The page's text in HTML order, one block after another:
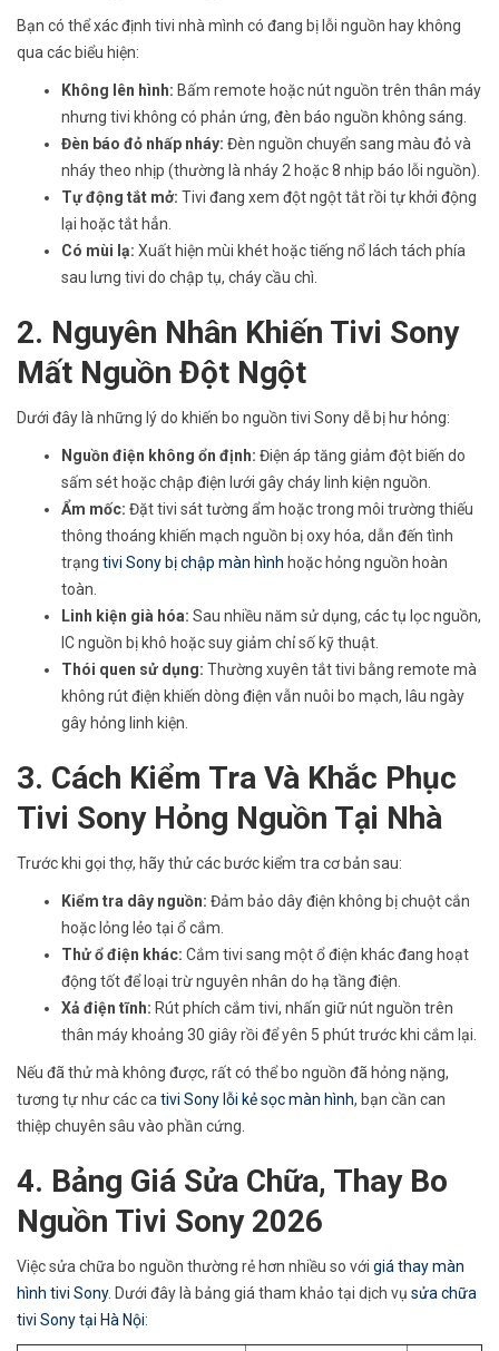
Bạn có thể xác định tivi nhà mình có đang bị lỗi nguồn hay không
qua các biểu hiện:
Không lên hình: Bấm remote hoặc nút nguồn trên thân máy
nhưng tivi không có phản ứng, đèn báo nguồn không sáng.
Đèn báo đỏ nhấp nháy: Đèn nguồn chuyển sang màu đỏ và
nháy theo nhịp (thường là nháy 2 hoặc 8 nhịp báo lỗi nguồn).
Tự động tắt mở: Tivi đang xem đột ngột tắt rồi tự khởi động
lại hoặc tắt hẳn.
Có mùi lạ: Xuất hiện mùi khét hoặc tiếng nổ lách tách phía
sau lưng tivi do chập tụ, cháy cầu chì.
2. Nguyên Nhân Khiến Tivi Sony
Mất Nguồn Đột Ngột
Dưới đây là những lý do khiến bo nguồn tivi Sony dễ bị hư hỏng:
Nguồn điện không ổn định: Điện áp tăng giảm đột biến do
sấm sét hoặc chập điện lưới gây cháy linh kiện nguồn.
Ẩm mốc: Đặt tivi sát tường ẩm hoặc trong môi trường thiếu
thông thoáng khiến mạch nguồn bị oxy hóa, dẫn đến tình
trạng tivi Sony bị chập màn hình hoặc hỏng nguồn hoàn
toàn.
Linh kiện già hóa: Sau nhiều năm sử dụng, các tụ lọc nguồn,
IC nguồn bị khô hoặc suy giảm chỉ số kỹ thuật.
Thói quen sử dụng: Thường xuyên tắt tivi bằng remote mà
không rút điện khiến dòng điện vẫn nuôi bo mạch, lâu ngày
gây hỏng linh kiện.
3. Cách Kiểm Tra Và Khắc Phục
Tivi Sony Hỏng Nguồn Tại Nhà
Trước khi gọi thợ, hãy thử các bước kiểm tra cơ bản sau:
Kiểm tra dây nguồn: Đảm bảo dây điện không bị chuột cắn
hoặc lỏng lẻo tại ổ cắm.
Thử ổ điện khác: Cắm tivi sang một ổ điện khác đang hoạt
động tốt để loại trừ nguyên nhân do hạ tầng điện.
Xả điện tĩnh: Rút phích cắm tivi, nhấn giữ nút nguồn trên
thân máy khoảng 30 giây rồi để yên 5 phút trước khi cắm lại.
Nếu đã thử mà không được, rất có thể bo nguồn đã hỏng nặng,
tương tự như các ca tivi Sony lỗi kẻ sọc màn hình, bạn cần can
thiệp chuyên sâu vào phần cứng.
4. Bảng Giá Sửa Chữa, Thay Bo
Nguồn Tivi Sony 2026
Việc sửa chữa bo nguồn thường rẻ hơn nhiều so với giá thay màn
hình tivi Sony. Dưới đây là bảng giá tham khảo tại dịch vụ sửa chữa
tivi Sony tại Hà Nội: